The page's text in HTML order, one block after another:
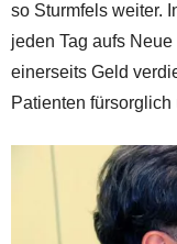
so Sturmfels weiter.
jeden Tag aufs
einerseits Geld
Patienten